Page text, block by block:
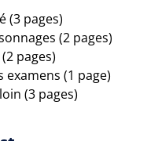
(3 pages)
(2 pages)
pages)
examens (1 page)
(3 pages)